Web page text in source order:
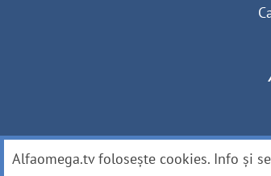
Alfaomega.tv folosește cookies. Info și